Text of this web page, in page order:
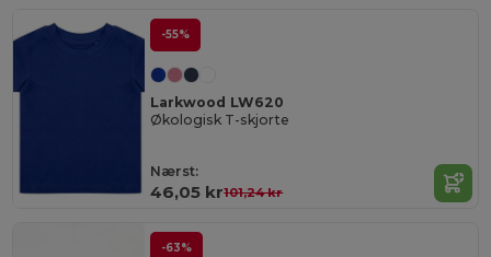
-55%
Larkwood LW620
Økologisk T-skjorte
Nærst:
46,05 kr101,24 kr
-63%